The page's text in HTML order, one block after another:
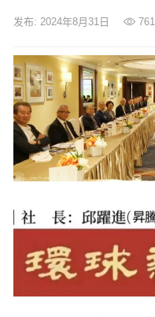
发布: 2024年8月31日 761